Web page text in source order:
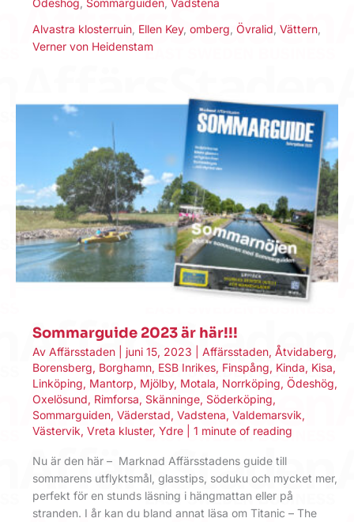
Ödeshög Sommarguiden Vadstena
Alvastra klosterruin Ellen Key, omberg Övralid Vättern
Verner von Heidenstam
Sommarguide 2023 är här!!!
Av Affärsstaden juni 15, 2023 Affärsstaden, Åtvidaberg,
Borensberg, Borghamn, ESB Inrikes, Finspång, Kinda, Kisa,
Linköping, Mantorp, Mjölby, Motala, Norrköping, Ödeshög,
Oxelösund, Rimforsa, Skänninge, Söderköping,
Sommarguiden, Väderstad, Vadstena, Valdemarsvik,
Västervik, Vreta kluster, Ydre 1 minute of reading
Nu är den här – Marknad Affärsstadens guide till
sommarens utflyktsmål, glasstips, soduku och mycket mer,
perfekt för en stunds läsning i hängmattan eller på
stranden. I år kan du bland annat läsa om Titanic – The